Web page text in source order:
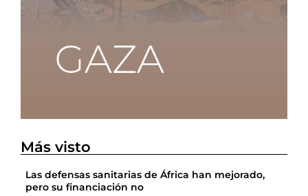
Más visto
Las defensas sanitarias de África han mejorado,
pero su financiación no